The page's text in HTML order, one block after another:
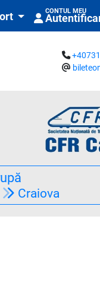
CONTUL MEU
Craiova